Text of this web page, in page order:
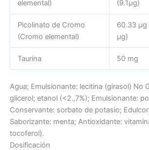
elemental)
(9.1µg)
Picolinato de Cromo
(Cromo elemental)
60.33 µg
µg)
Taurina 50 mg
Agua; Emulsionante: lecitina (girasol) No
glicerol; etanol (<2.,7%); Emulsionante:
Conservante: sorbato de potasio;
Saborizante: menta; Antioxidante:
tocoferol).
Dosificación